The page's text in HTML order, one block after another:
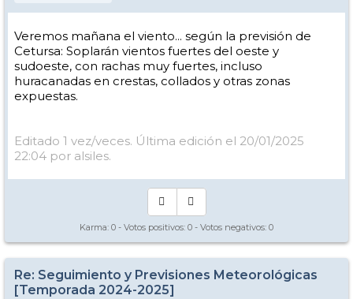
Veremos mañana el viento... según la previsión de
Cetursa: Soplarán vientos fuertes del oeste y
sudoeste, con rachas muy fuertes, incluso
huracanadas en crestas, collados y otras zonas
expuestas.
Editado 1 vez/veces. Última edición el 20/01/2025
22:04 por alsiles.
Karma: 0 - Votos positivos: 0 - Votos negativos: 0
Re: Seguimiento y Previsiones Meteorológicas
[Temporada 2024-2025]